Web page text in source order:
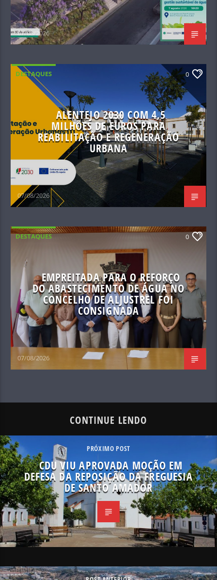
07/08/2026
DESTAQUES 0
ALENTEJO 2030 COM 4,5
MILHÕES DE EUROS PARA
REABILITAÇÃO E REGENERAÇÃO
URBANA
07/08/2026
DESTAQUES 0
EMPREITADA PARA O REFORÇO
DO ABASTECIMENTO DE ÁGUA NO
CONCELHO DE ALJUSTREL FOI
CONSIGNADA
07/08/2026
CONTINUE LENDO
PRÓXIMO POST
CDU VIU APROVADA MOÇÃO EM
DEFESA DA REPOSIÇÃO DA FREGUESIA
DE SANTO AMADOR